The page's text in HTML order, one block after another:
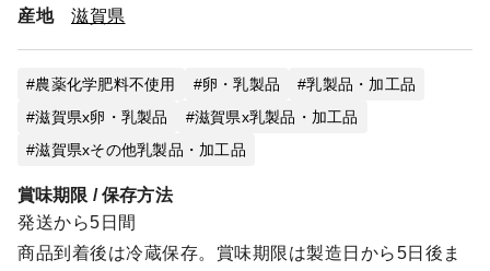
産地 滋賀県
農薬化学肥料不使用 卵・乳製品
乳製品・加工品
滋賀県x卵・乳製品
滋賀県x乳製品・加工品
滋賀県xその他乳製品・加工品
賞味期限 / 保存方法
発送から5日間
商品到着後は冷蔵保存。賞味期限は製造日から5日後ま